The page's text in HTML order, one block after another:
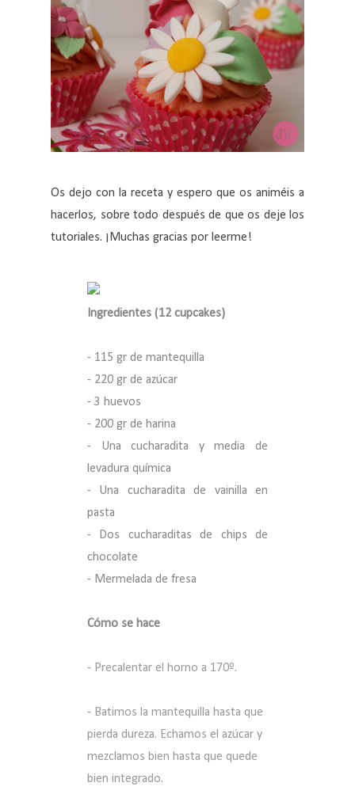
Os dejo con la receta y espero que os animéis a
hacerlos, sobre todo después de que os deje los
tutoriales. ¡Muchas gracias por leerme!
Ingredientes (12 cupcakes)
- 115 gr de mantequilla
- 220 gr de azúcar
- 3 huevos
- 200 gr de harina
- Una cucharadita y media de
levadura química
- Una cucharadita de vainilla en
pasta
- Dos cucharaditas de chips de
chocolate
- Mermelada de fresa
Cómo se hace
- Precalentar el horno a 170º.
- Batimos la mantequilla hasta que
pierda dureza. Echamos el azúcar y
mezclamos bien hasta que quede
bien integrado.